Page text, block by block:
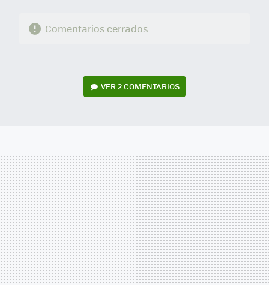
Comentarios cerrados
VER2 COMENTARIOS